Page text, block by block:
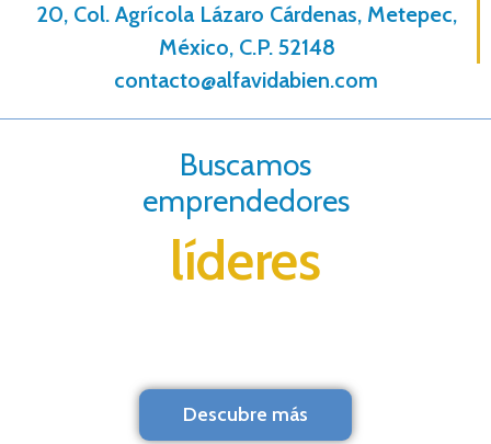
20, Col. Agrícola Lázaro Cárdenas, Metepec,
México, C.P. 52148
contacto@alfavidabien.com
Buscamos
emprendedores
líderes
Descubre más